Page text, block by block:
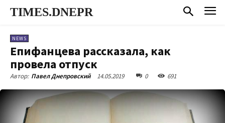
TIMES.DNEPR
NEWS
Епифанцева рассказала, как
провела отпуск
Автор: Павел Днепровский 14.05.2019 0 691